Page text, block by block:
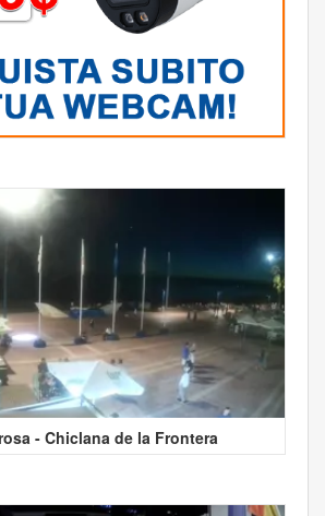
- Chiclana de la Frontera